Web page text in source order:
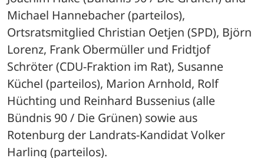
Michael Hannebacher (parteilos),
Ortsratsmitglied Christian Oetjen (SPD), Björn
Lorenz, Frank Obermüller und Fridtjof
Schröter (CDU-Fraktion im Rat), Susanne
Küchel (parteilos), Marion Arnhold, Rolf
Hüchting und Reinhard Bussenius (alle
Bündnis 90 / Die Grünen) sowie aus
Rotenburg der Landrats-Kandidat Volker
Harling (parteilos).